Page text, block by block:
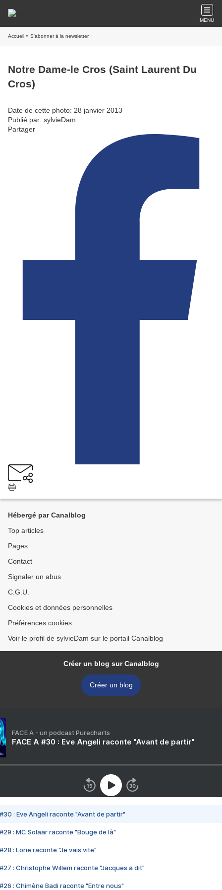
MENU
Accueil » S'abonner à la newsletter
Notre Dame-le Cros (Saint Laurent Du
Cros)
Date de cette photo: 28 janvier 2013
Publié par: sylvieDam
Partager
Hébergé par Canalblog
Top articles
Pages
Contact
Signaler un abus
C.G.U.
Cookies et données personnelles
Préférences cookies
Voir le profil de sylvieDam sur le portail Canalblog
Créer un blog sur Canalblog
Créer un blog
FACE A - un podcast Purecharts
FACE A #30 : Eve Angeli raconte "Avant de partir"
#30 : Eve Angeli raconte "Avant de partir"
#29 : MC Solaar raconte "Bouge de là"
#28 : Lorie raconte "Je vais vite"
#27 : Christophe Willem raconte "Jacques a dit"
#26 : Chimène Badi raconte "Entre nous"